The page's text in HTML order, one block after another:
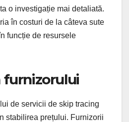
o investigație mai detaliată.
în costuri de la câteva sute
funcție de resursele
furnizorului
de servicii de skip tracing
stabilirea prețului. Furnizorii